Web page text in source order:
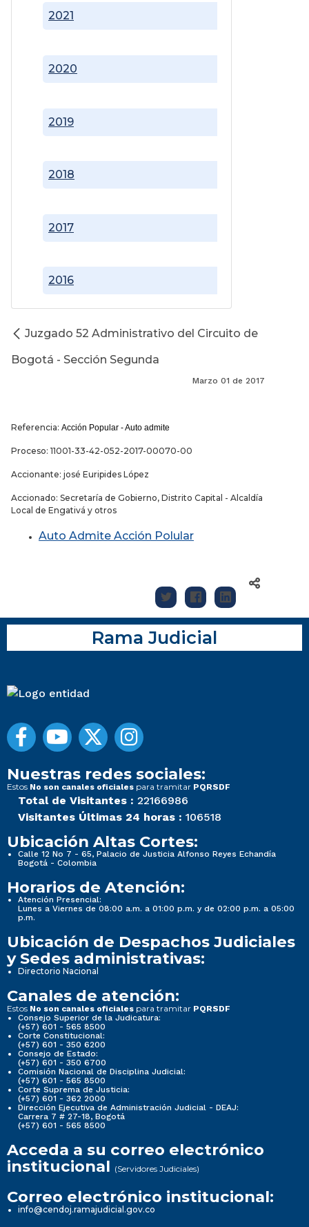
2016
2017
2018
2019
2020
2021
Juzgado 52 Administrativo del Circuito de
Bogotá - Sección Segunda
Marzo 01 de 2017
Referencia: Acción Popular - Auto admite
Proceso: 11001-33-42-052-2017-00070-00
Accionante: josé Euripides López
Accionado: Secretaría de Gobierno, Distrito Capital - Alcaldía
Local de Engativá y otros
Auto Admite Acción Polular
Rama Judicial
Nuestras redes sociales:
Estos No son canales oficiales para tramitar PQRSDF
Total de Visitantes : 22166986
Visitantes Últimas 24 horas : 106518
Ubicación Altas Cortes:
Calle 12 No 7 - 65, Palacio de Justicia Alfonso Reyes Echandía
Bogotá - Colombia
Horarios de Atención:
Atención Presencial:
Lunes a Viernes de 08:00 a.m. a 01:00 p.m. y de 02:00 p.m. a 05:00
p.m.
Ubicación de Despachos Judiciales
y Sedes administrativas:
Directorio Nacional
Canales de atención:
Estos No son canales oficiales para tramitar PQRSDF
Consejo Superior de la Judicatura:
(+57) 601 - 565 8500
Corte Constitucional:
(+57) 601 - 350 6200
Consejo de Estado:
(+57) 601 - 350 6700
Comisión Nacional de Disciplina Judicial:
(+57) 601 - 565 8500
Corte Suprema de Justicia:
(+57) 601 - 362 2000
Dirección Ejecutiva de Administración Judicial - DEAJ:
Carrera 7 # 27-18, Bogotá
(+57) 601 - 565 8500
Acceda a su correo electrónico
institucional (Servidores Judiciales)
Correo electrónico institucional:
info@cendoj.ramajudicial.gov.co